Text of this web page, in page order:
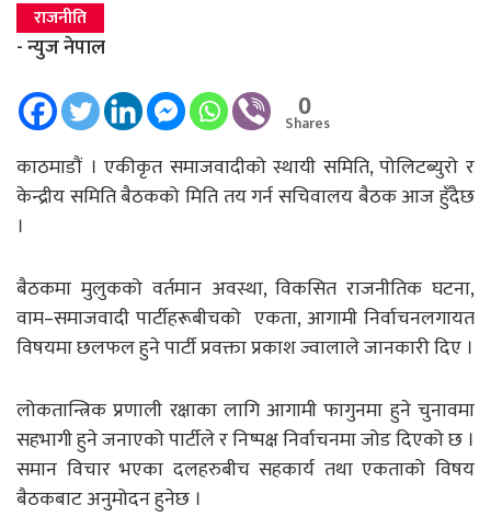
राजनीति
- न्युज नेपाल
0
Shares
काठमाडाैं । एकीकृत समाजवादीको स्थायी समिति, पोलिटब्युरो र
केन्द्रीय समिति बैठकको मिति तय गर्न सचिवालय बैठक आज हुँदैछ
।
बैठकमा मुलुकको वर्तमान अवस्था, विकसित राजनीतिक घटना,
वाम–समाजवादी पार्टीहरूबीचको एकता, आगामी निर्वाचनलगायत
विषयमा छलफल हुने पार्टी प्रवक्ता प्रकाश ज्वालाले जानकारी दिए ।
लोकतान्त्रिक प्रणाली रक्षाका लागि आगामी फागुनमा हुने चुनावमा
सहभागी हुने जनाएको पार्टीले र निष्पक्ष निर्वाचनमा जोड दिएको छ ।
समान विचार भएका दलहरुबीच सहकार्य तथा एकताको विषय
बैठकबाट अनुमोदन हुनेछ ।